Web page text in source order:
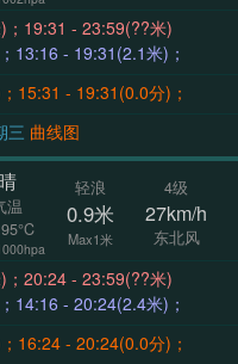
米)；19:31 - 23:59(??米)
米)；13:16 - 19:31(2.1米)；
15:31 - 19:31(0.0分)；
期三 曲线图
温
轻浪
0.9米
Max1米
4级
27km/h
东北风
米)；20:24 - 23:59(??米)
米)；14:16 - 20:24(2.4米)；
16:24 - 20:24(0.0分)；